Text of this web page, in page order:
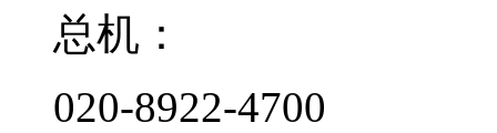
总机：
020-8922-4700